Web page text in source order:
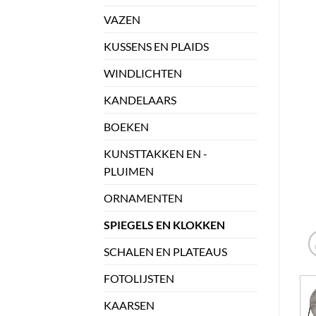
VAZEN
KUSSENS EN PLAIDS
WINDLICHTEN
KANDELAARS
BOEKEN
KUNSTTAKKEN EN -
PLUIMEN
ORNAMENTEN
SPIEGELS EN KLOKKEN
SCHALEN EN PLATEAUS
FOTOLIJSTEN
KAARSEN